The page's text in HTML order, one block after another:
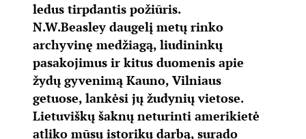
ledus tirpdantis požiūris.
N.W.Beasley daugelį metų rinko
archyvinę medžiagą, liudininkų
pasakojimus ir kitus duomenis apie
žydų gyvenimą Kauno, Vilniaus
getuose, lankėsi jų žudynių vietose.
Lietuviškų šaknų neturinti amerikietė
atliko mūsų istorikų darbą, surado